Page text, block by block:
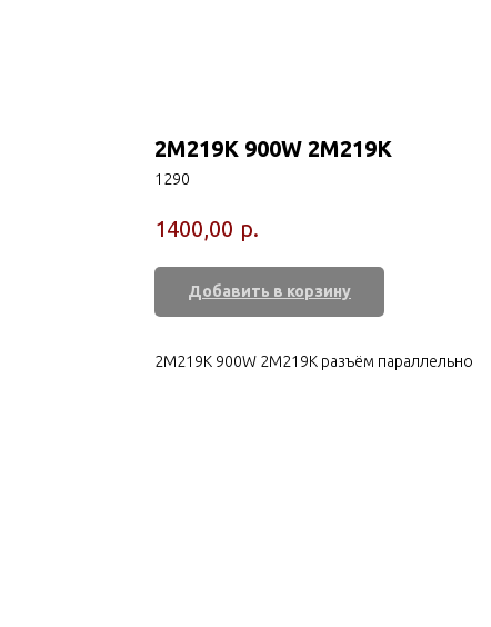
2M219K 900W 2M219K
1290
1400,00 р.
Добавить в корзину
2M219K 900W 2M219K разъём параллельно